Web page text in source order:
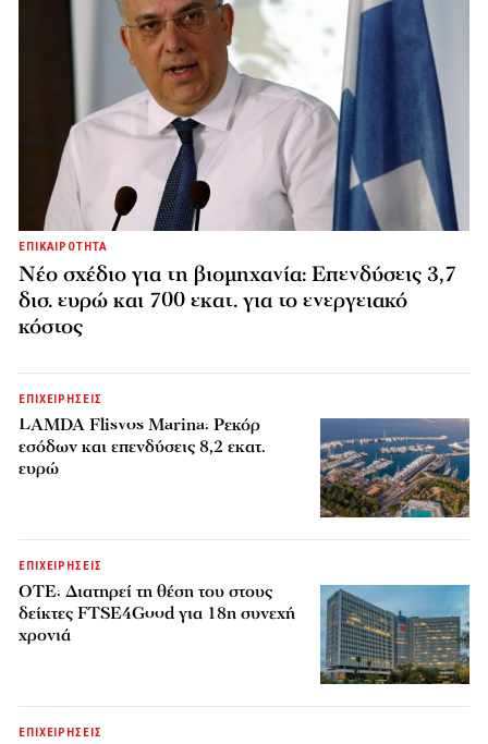
ΕΠΙΚΑΙΡΟΤΗΤΑ
Νέο σχέδιο για τη βιομηχανία: Επενδύσεις 3,7
δισ. ευρώ και 700 εκατ. για το ενεργειακό
κόστος
ΕΠΙΧΕΙΡΗΣΕΙΣ
LAMDA Flisvos Marina: Ρεκόρ
εσόδων και επενδύσεις 8,2 εκατ.
ευρώ
ΕΠΙΧΕΙΡΗΣΕΙΣ
ΟΤΕ: Διατηρεί τη θέση του στους
δείκτες FTSE4Good για 18η συνεχή
χρονιά
ΕΠΙΧΕΙΡΗΣΕΙΣ